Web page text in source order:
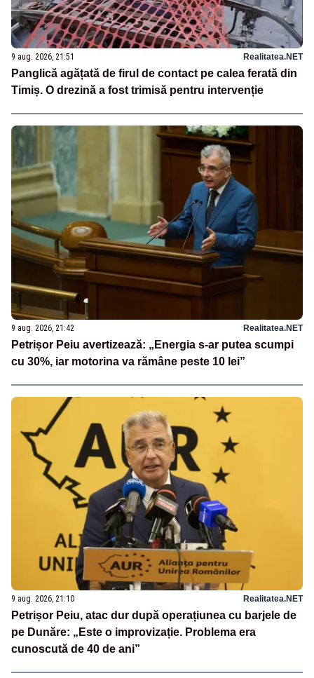
9 aug. 2026, 21:51 Realitatea.NET
Panglică agățată de firul de contact pe calea ferată din
Timiș. O drezină a fost trimisă pentru intervenție
9 aug. 2026, 21:42 Realitatea.NET
Petrișor Peiu avertizează: „Energia s-ar putea scumpi
cu 30%, iar motorina va rămâne peste 10 lei”
9 aug. 2026, 21:10 Realitatea.NET
Petrișor Peiu, atac dur după operațiunea cu barjele de
pe Dunăre: „Este o improvizație. Problema era
cunoscută de 40 de ani”